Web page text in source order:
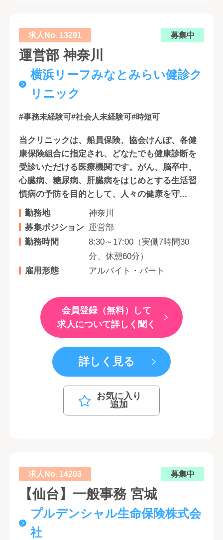
求人No. 13291 募集中
運営部 神奈川
横浜リーフみなとみらい健診ク
リニック
#事務未経験可#社会人未経験可#時短可
当クリニックは、船員保険、協会けんぽ、各健
康保険組合に指定され、どなたでも健康診断を
受診いただける医療機関です。がん、脳卒中、
心臓病、糖尿病、肝臓病をはじめとする生活習
慣病の予防を目的として、人々の健康を守...
勤務地
神奈川
募集ポジション 運営部
勤務時間
8:30～17:00（実働7時間30
分、休憩60分）
雇用形態
アルバイト・パート
会員登録（無料）して
求人について詳しく聞く
詳しく見る
お気に入り
追加
求人No. 14203 募集中
【仙台】一般事務 宮城
プルデンシャル生命保険株式会
社